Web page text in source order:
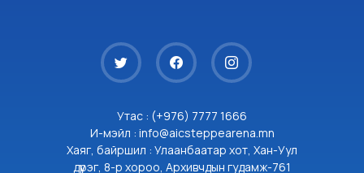
Утас : (+976) 7777 1666
И-мэйл : info@aicsteppearena.mn
Хаяг, байршил : Улаанбаатар хот, Хан-Уул
дүүрэг, 8-р хороо, Архивчдын гудамж-761